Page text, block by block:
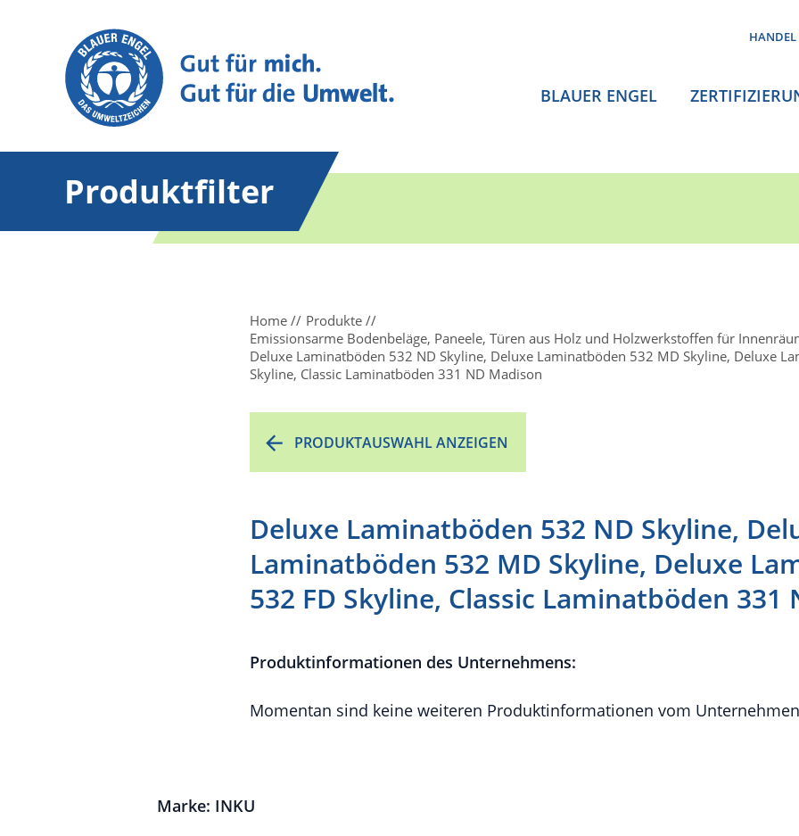
HANDEL
BLAUER ENGEL
Produktfilter
Home
Produkte
Emissionsarme Bodenbeläge, Paneele, Türen aus Holz und Holzwerkstoffen für
Deluxe Laminatböden 532 ND Skyline, Deluxe Laminatböden 532 MD Skyline, Deluxe
Skyline, Classic Laminatböden 331 ND Madison
PRODUKTAUSWAHL ANZEIGEN
Deluxe Laminatböden 532 ND Skyline,
Laminatböden 532 MD Skyline, Deluxe
532 FD Skyline, Classic Laminatböden 331
Produktinformationen des Unternehmens:
Momentan sind keine weiteren Produktinformationen vom
Marke: INKU